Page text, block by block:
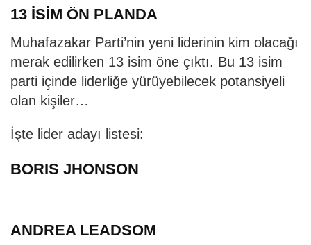
13 İSİM ÖN PLANDA
Muhafazakar Parti’nin yeni liderinin kim olacağı
merak edilirken 13 isim öne çıktı. Bu 13 isim
parti içinde liderliğe yürüyebilecek potansiyeli
olan kişiler…
İşte lider adayı listesi:
BORIS JHONSON
ANDREA LEADSOM